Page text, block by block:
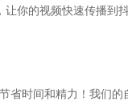
让你的视频快速传播到
省时间和精力！我们的